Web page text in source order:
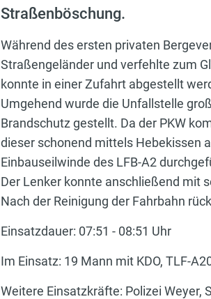
Straßenböschung.
Während des ersten privaten
Straßengeländer und verfehlte zum
konnte in einer Zufahrt abgestellt
Umgehend wurde die Unfallstelle
Brandschutz gestellt. Da der PKW
dieser schonend mittels Hebekissen
Einbauseilwinde des LFB-A2
Der Lenker konnte anschließend mit
Nach der Reinigung der Fahrbahn
Einsatzdauer: 07:51 - 08:51 Uhr
Im Einsatz: 19 Mann mit KDO, TLF-
Weitere Einsatzkräfte: Polizei